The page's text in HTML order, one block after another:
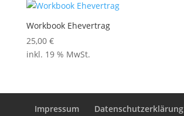
Workbook Ehevertrag
25,00 €
inkl. 19 % MwSt.
Impressum Datenschutzerklärung